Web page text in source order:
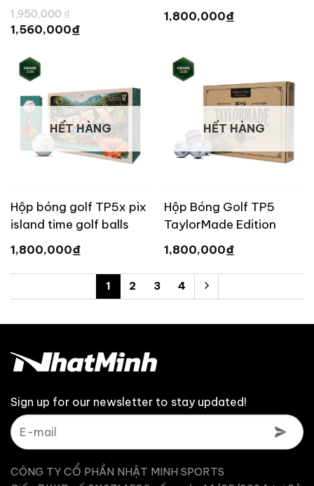
1,950,000 ₫
gốc
là:
1,560,000₫
Đán
1,800,000₫
HẾT HÀNG
Hộp bóng golf TP5x pix
island time golf balls
1,800,000₫
HẾT HÀNG
Hộp Bóng Golf TP5
TaylorMade Edition
Collection
1,800,000₫
1 2 3 4
Sign up for our newsletter to stay updated!
CÔNG TY CỔ PHẦN NHẬT MINH SPORTS